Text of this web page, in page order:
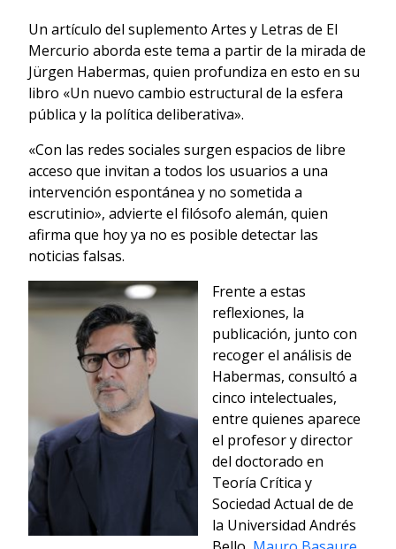
Un artículo del suplemento Artes y Letras de El
Mercurio aborda este tema a partir de la mirada de
Jürgen Habermas, quien profundiza en esto en su
libro «Un nuevo cambio estructural de la esfera
pública y la política deliberativa».
«Con las redes sociales surgen espacios de libre
acceso que invitan a todos los usuarios a una
intervención espontánea y no sometida a
escrutinio», advierte el filósofo alemán, quien
afirma que hoy ya no es posible detectar las
noticias falsas.
Frente a estas
reflexiones, la
publicación, junto con
recoger el análisis de
Habermas, consultó a
cinco intelectuales,
entre quienes aparece
el profesor y director
del doctorado en
Teoría Crítica y
Sociedad Actual de de
la Universidad Andrés